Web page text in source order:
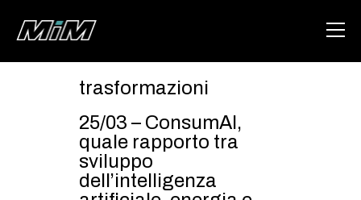
ABOUT
AREA
trasformazioni
25/03 – ConsumAI,
quale rapporto tra
sviluppo
dell’intelligenza